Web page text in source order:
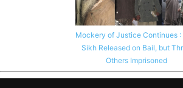
Mockery of Justice Continues :
Sikh Released on Bail, but
Others Imprisoned